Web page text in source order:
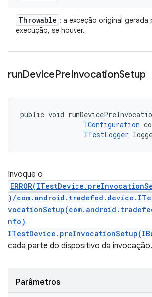
Throwable : a exceção original gerada
execução, se houver.
runDevicePreInvocationSetup
public void
IConfiguration
ITestLogger
Invoque o
)/
nfo)
cada parte do dispositivo da invocação.
Parâmetros